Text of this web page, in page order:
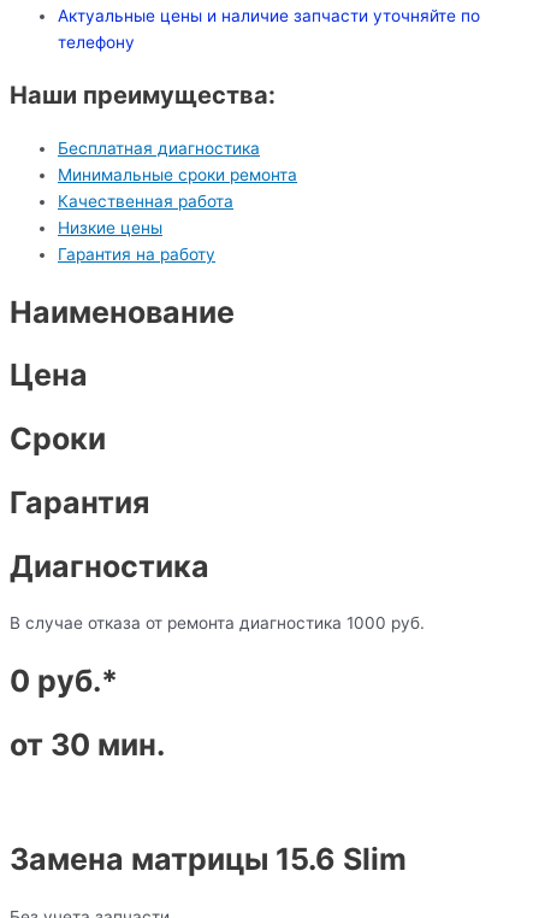
Актуальные цены и наличие запчасти уточняйте по
телефону
Наши преимущества:
Бесплатная диагностика
Минимальные сроки ремонта
Качественная работа
Низкие цены
Гарантия на работу
Наименование
Цена
Сроки
Гарантия
Диагностика
В случае отказа от ремонта диагностика 1000 руб.
0 руб.*
от 30 мин.
Замена матрицы 15.6 Slim